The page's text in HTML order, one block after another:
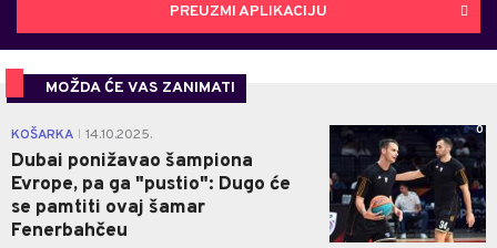
PREUZMI APLIKACIJU
MOŽDA ĆE VAS ZANIMATI
KOŠARKA 14.10.2025.
Dubai ponižavao šampiona
Evrope, pa ga "pustio": Dugo će
se pamtiti ovaj šamar
Fenerbahčeu
0